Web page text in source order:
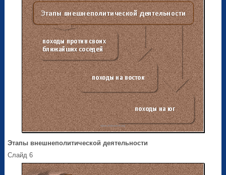
Этапы внешнеполитической деятельности
Слайд 6